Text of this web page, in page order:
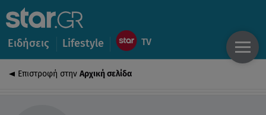
Ειδήσεις Lifestyle
Επιστροφή στην Αρχική σελίδα